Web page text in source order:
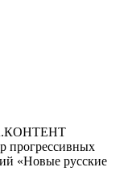
«Новые русские